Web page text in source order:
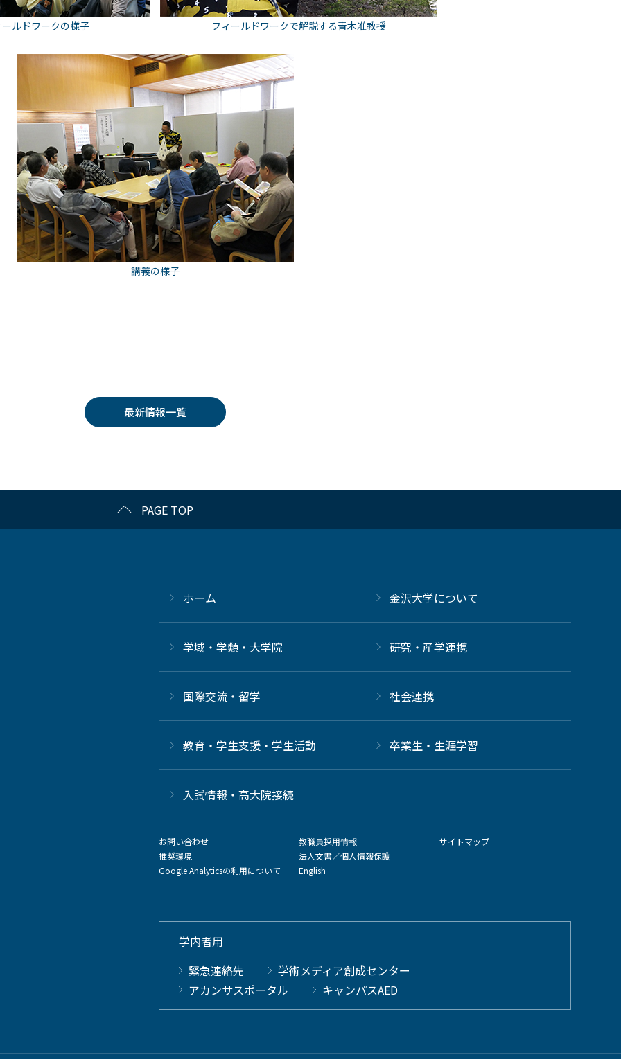
ルドワークの様子 フィールドワークで解説する青木准教授
講義の様子
最新情報一覧
PAGE TOP
ホーム 金沢大学について
学域・学類・大学院 研究・産学連携
国際交流・留学 社会連携
教育・学生支援・学生活動 卒業生・生涯学習
⼊試情報・高大院接続
お問い合わせ
推奨環境
Google Analyticsの利用について
教職員採用情報
法人文書／個人情報保護
English
サイトマップ
学内者用
緊急連絡先
学術メディア創成センター
アカンサスポータル
キャンパスAED